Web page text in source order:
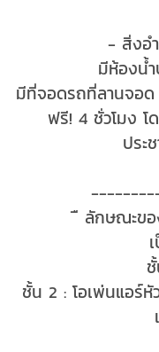
- สิ่งอ
มีห้องน้ำ
มีที่จอดรถที่ลานจอด
ฟรี! 4 ชั่วโมง โ
ประ
ลักษณะขอ
ชั้น 2 : โอเพ่นแอร์